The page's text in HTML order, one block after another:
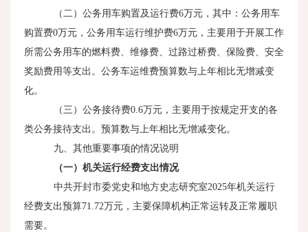
（二）公务用车购置及运行费6万元，其中：公务用车
购置费0万元，公务用车运行维护费6万元，主要用于开展工作
所需公务用车的燃料费、维修费、过路过桥费、保险费、安全
奖励费用等支出。公务车运维费预算数与上年相比无增减变
化。
（三）公务接待费0.6万元，主要用于按规定开支的各
类公务接待支出。预算数与上年相比无增减变化。
九、其他重要事项的情况说明
（一）机关运行经费支出情况
中共开封市委党史和地方史志研究室2025年机关运行
经费支出预算71.72万元，主要保障机构正常运转及正常履职
需要。